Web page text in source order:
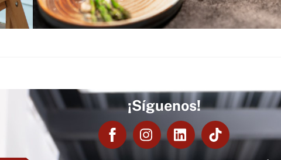
¡Síguenos!